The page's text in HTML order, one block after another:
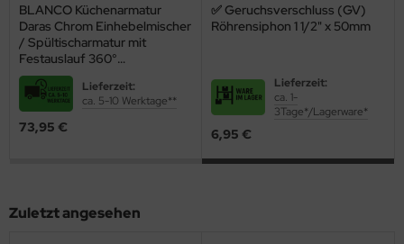
BLANCO Küchenarmatur
Daras Chrom Einhebelmischer
/ Spültischarmatur mit
Festauslauf 360°
schwenkbarer Auslauf
Lieferzeit:
ca. 5-10 Werktage**
73,95 €
✅ Geruchsverschluss (GV)
Röhrensiphon 1 1/2" x 50mm
Lieferzeit:
ca. 1-
3Tage*/Lagerware*
6,95 €
Zuletzt angesehen